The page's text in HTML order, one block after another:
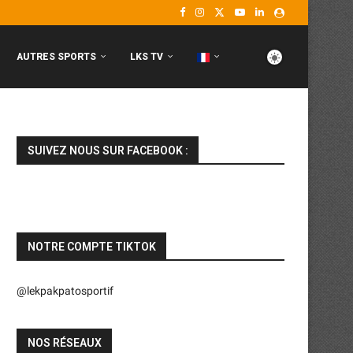
AUTRES SPORTS LKS TV
SUIVEZ NOUS SUR FACEBOOK :
NOTRE COMPTE TIKTOK
@lekpakpatosportif
NOS RÉSEAUX